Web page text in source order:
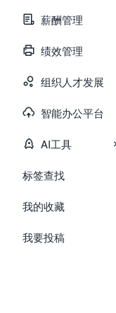
薪酬管理
绩效管理
组织人才发展
智能办公平台
AI工具
标签查找
我的收藏
我要投稿